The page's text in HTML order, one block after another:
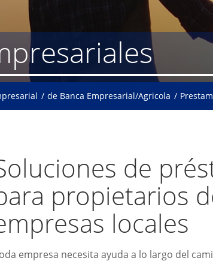
de Banca Empresarial/Agricola
de
propietarios
locales
empresa necesita ayuda a lo largo del